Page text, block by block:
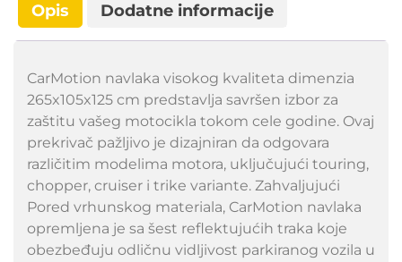
Opis Dodatne informacije
CarMotion navlaka visokog kvaliteta dimenzia
265x105x125 cm predstavlja savršen izbor za
zaštitu vašeg motocikla tokom cele godine. Ovaj
prekrivač pažljivo je dizajniran da odgovara
različitim modelima motora, uključujući touring,
chopper, cruiser i trike variante. Zahvaljujući
Pored vrhunskog materiala, CarMotion navlaka
opremljena je sa šest reflektujućih traka koje
obezbeđuju odličnu vidljivost parkiranog vozila u